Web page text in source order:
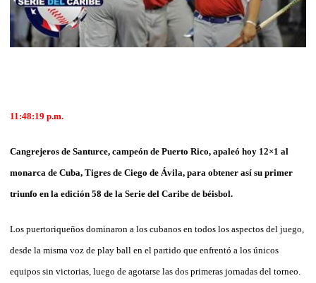
11:48:19 p.m.
Cangrejeros de Santurce, campeón de Puerto Rico, apaleó hoy 12×1 al
monarca de Cuba, Tigres de Ciego de Ávila, para obtener así su primer
triunfo en la edición 58 de la Serie del Caribe de béisbol.
Los puertoriqueños dominaron a los cubanos en todos los aspectos del juego,
desde la misma voz de play ball en el partido que enfrentó a los únicos
equipos sin victorias, luego de agotarse las dos primeras jornadas del torneo.